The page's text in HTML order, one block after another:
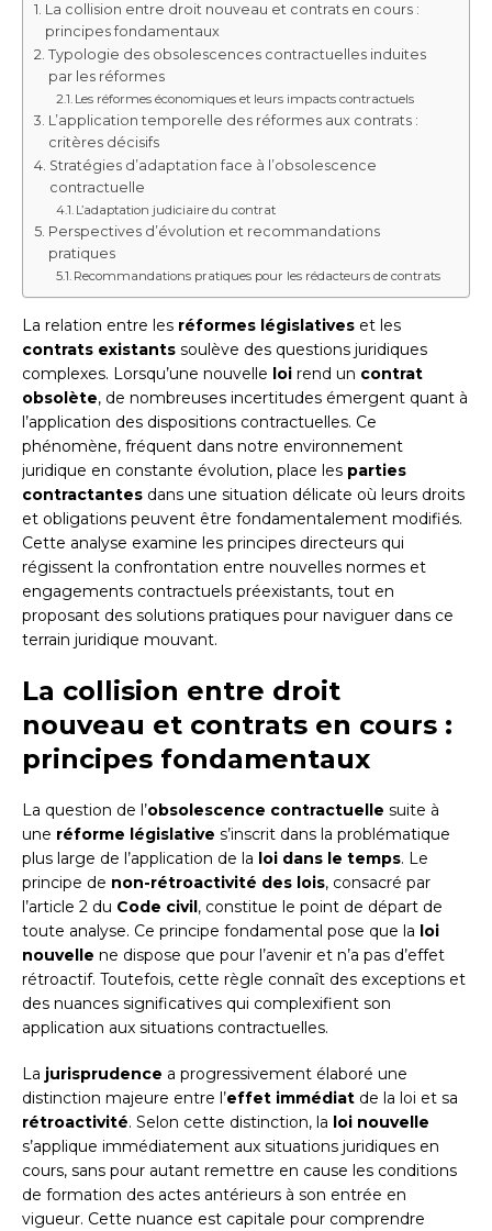
La collision entre droit nouveau et contrats en cours :
principes fondamentaux
Typologie des obsolescences contractuelles induites
par les réformes
Les réformes économiques et leurs impacts contractuels
L’application temporelle des réformes aux contrats :
critères décisifs
Stratégies d’adaptation face à l’obsolescence
contractuelle
L’adaptation judiciaire du contrat
Perspectives d’évolution et recommandations
pratiques
Recommandations pratiques pour les rédacteurs de contrats
La relation entre les réformes législatives et les
contrats existants soulève des questions juridiques
complexes. Lorsqu’une nouvelle loi rend un contrat
obsolète, de nombreuses incertitudes émergent quant à
l’application des dispositions contractuelles. Ce
phénomène, fréquent dans notre environnement
juridique en constante évolution, place les parties
contractantes dans une situation délicate où leurs droits
et obligations peuvent être fondamentalement modifiés.
Cette analyse examine les principes directeurs qui
régissent la confrontation entre nouvelles normes et
engagements contractuels préexistants, tout en
proposant des solutions pratiques pour naviguer dans ce
terrain juridique mouvant.
La collision entre droit
nouveau et contrats en cours :
principes fondamentaux
La question de l’obsolescence contractuelle suite à
une réforme législative s’inscrit dans la problématique
plus large de l’application de la loi dans le temps. Le
principe de non-rétroactivité des lois, consacré par
l’article 2 du Code civil, constitue le point de départ de
toute analyse. Ce principe fondamental pose que la loi
nouvelle ne dispose que pour l’avenir et n’a pas d’effet
rétroactif. Toutefois, cette règle connaît des exceptions et
des nuances significatives qui complexifient son
application aux situations contractuelles.
La jurisprudence a progressivement élaboré une
distinction majeure entre l’effet immédiat de la loi et sa
rétroactivité. Selon cette distinction, la loi nouvelle
s’applique immédiatement aux situations juridiques en
cours, sans pour autant remettre en cause les conditions
de formation des actes antérieurs à son entrée en
vigueur. Cette nuance est capitale pour comprendre